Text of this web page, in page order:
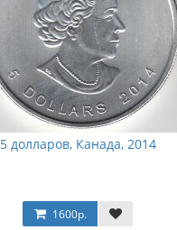
5 долларов, Канада, 2014
1600р.